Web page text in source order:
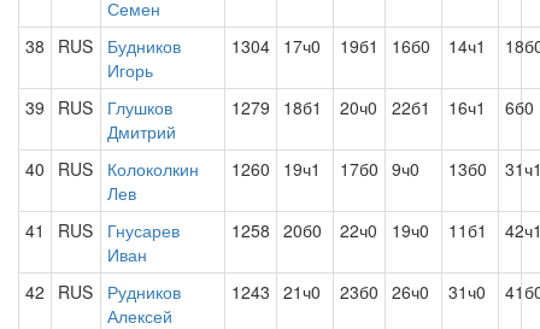
Семен
38
RUS
Будников
Игорь
1304 17ч0 19б1 16б0 14ч1
39 RUS
Глушков
Дмитрий
1279 18б1 20ч0 22б1 16ч1 6б0
40 RUS
Колоколкин
Лев
1260 19ч1 17б0 9ч0 13б0
41 RUS
Гнусарев
Иван
1258 20б0 22ч0 19ч0 11б1
42 RUS
Рудников
Алексей
1243 21ч0 23б0 26ч0 31ч0